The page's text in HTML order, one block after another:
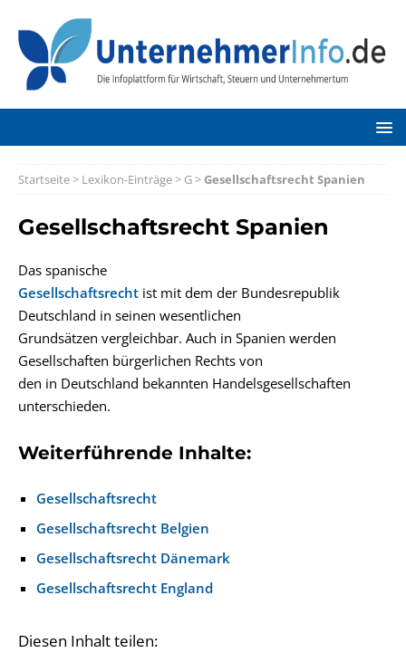
Startseite> Lexikon-Einträge> G> Gesellschaftsrecht Spanien
Gesellschaftsrecht Spanien
Das spanische
Gesellschaftsrecht ist mit dem der Bundesrepublik
Deutschland in seinen wesentlichen
Grundsätzen vergleichbar. Auch in Spanien werden
Gesellschaften bürgerlichen Rechts von
den in Deutschland bekannten Handelsgesellschaften
unterschieden.
Weiterführende Inhalte:
Gesellschaftsrecht
Gesellschaftsrecht Belgien
Gesellschaftsrecht Dänemark
Gesellschaftsrecht England
Diesen Inhalt teilen: